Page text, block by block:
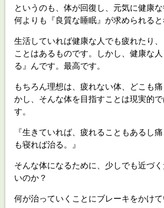
というのも、体が回復し、元気に健康
何よりも『良質な睡眠』が求められると
生活していれば健康な人でも疲れたり
ことはあるものです。しかし、健康な
る』んです。最高です。
もちろん理想は、疲れない体、どこも
かし、そんな体を目指すことは現実的
す。
『生きていれば、疲れることもあるし
も寝れば治る。』
そんな体になるために、少しでも近づ
いのか？
何が治っていくことにブレーキをかけて